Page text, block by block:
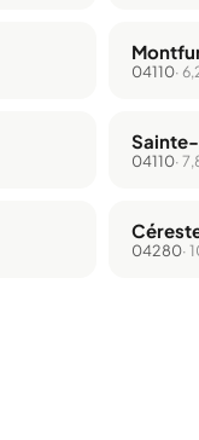
04110·
04110·
04280·